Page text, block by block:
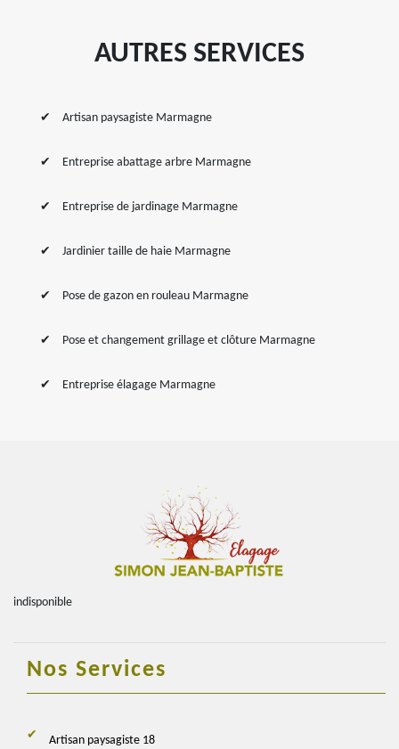
AUTRES SERVICES
Artisan paysagiste Marmagne
Entreprise abattage arbre Marmagne
Entreprise de jardinage Marmagne
Jardinier taille de haie Marmagne
Pose de gazon en rouleau Marmagne
Pose et changement grillage et clôture Marmagne
Entreprise élagage Marmagne
indisponible
Nos Services
Artisan paysagiste 18